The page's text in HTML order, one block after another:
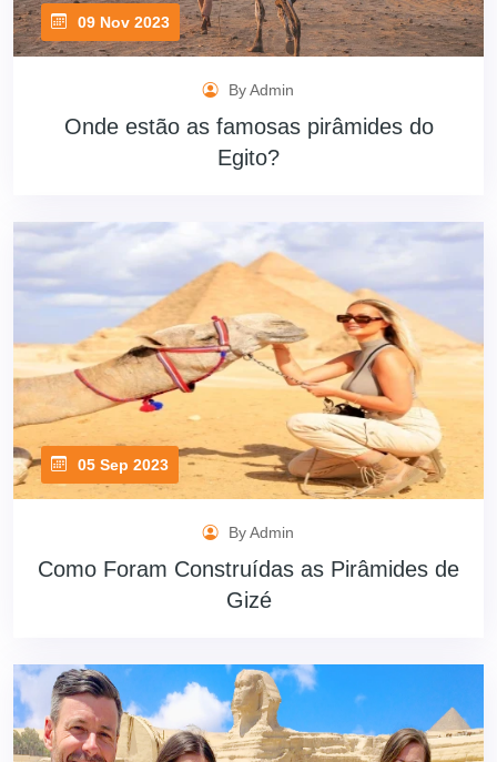
09 Nov 2023
By Admin
Onde estão as famosas pirâmides do
Egito?
05 Sep 2023
By Admin
Como Foram Construídas as Pirâmides de
Gizé